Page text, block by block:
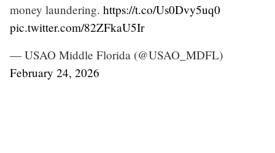
money laundering. https://t.co/Us0Dvy5uq0
pic.twitter.com/82ZFkaU5Ir
— USAO Middle Florida (@USAO_MDFL)
February 24, 2026